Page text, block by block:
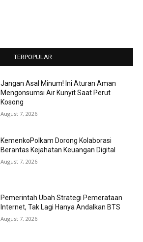
TERPOPULAR
Jangan Asal Minum! Ini Aturan Aman
Mengonsumsi Air Kunyit Saat Perut
Kosong
August 7, 2026
KemenkoPolkam Dorong Kolaborasi
Berantas Kejahatan Keuangan Digital
August 7, 2026
Pemerintah Ubah Strategi Pemerataan
Internet, Tak Lagi Hanya Andalkan BTS
August 7, 2026